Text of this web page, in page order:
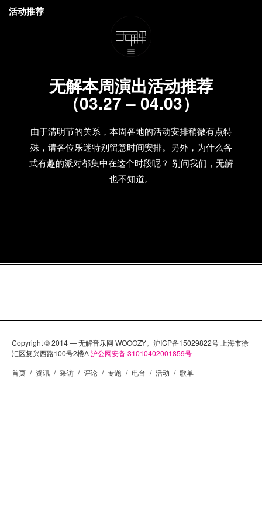
无解本周演出活动推荐
（03.27 – 04.03）
由于清明节的关系，本周各地的活动安排稍微有点特
殊，请各位乐迷特别留意时间安排。另外，为什么各
式有趣的派对都集中在这个时段呢？ 别问我们，无解
也不知道。
活动推荐
Copyright © 2014 — 无解音乐网 WOOOZY。沪ICP备15029822号 上海市徐
汇区复兴西路100号2楼A沪公网安备 31010402001859号
首页 / 资讯 / 采访 / 评论 / 专题 / 电台 / 活动 / 歌单